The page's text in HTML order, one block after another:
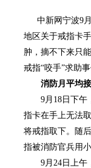
中新网宁波9月
地区关于戒指卡
肿，摘不下来只
戒指“咬手”求助事
消防月平均
9月18日下午，
指卡在手上无法
将戒指取下。随
指被消防官兵用
9月24日上午，